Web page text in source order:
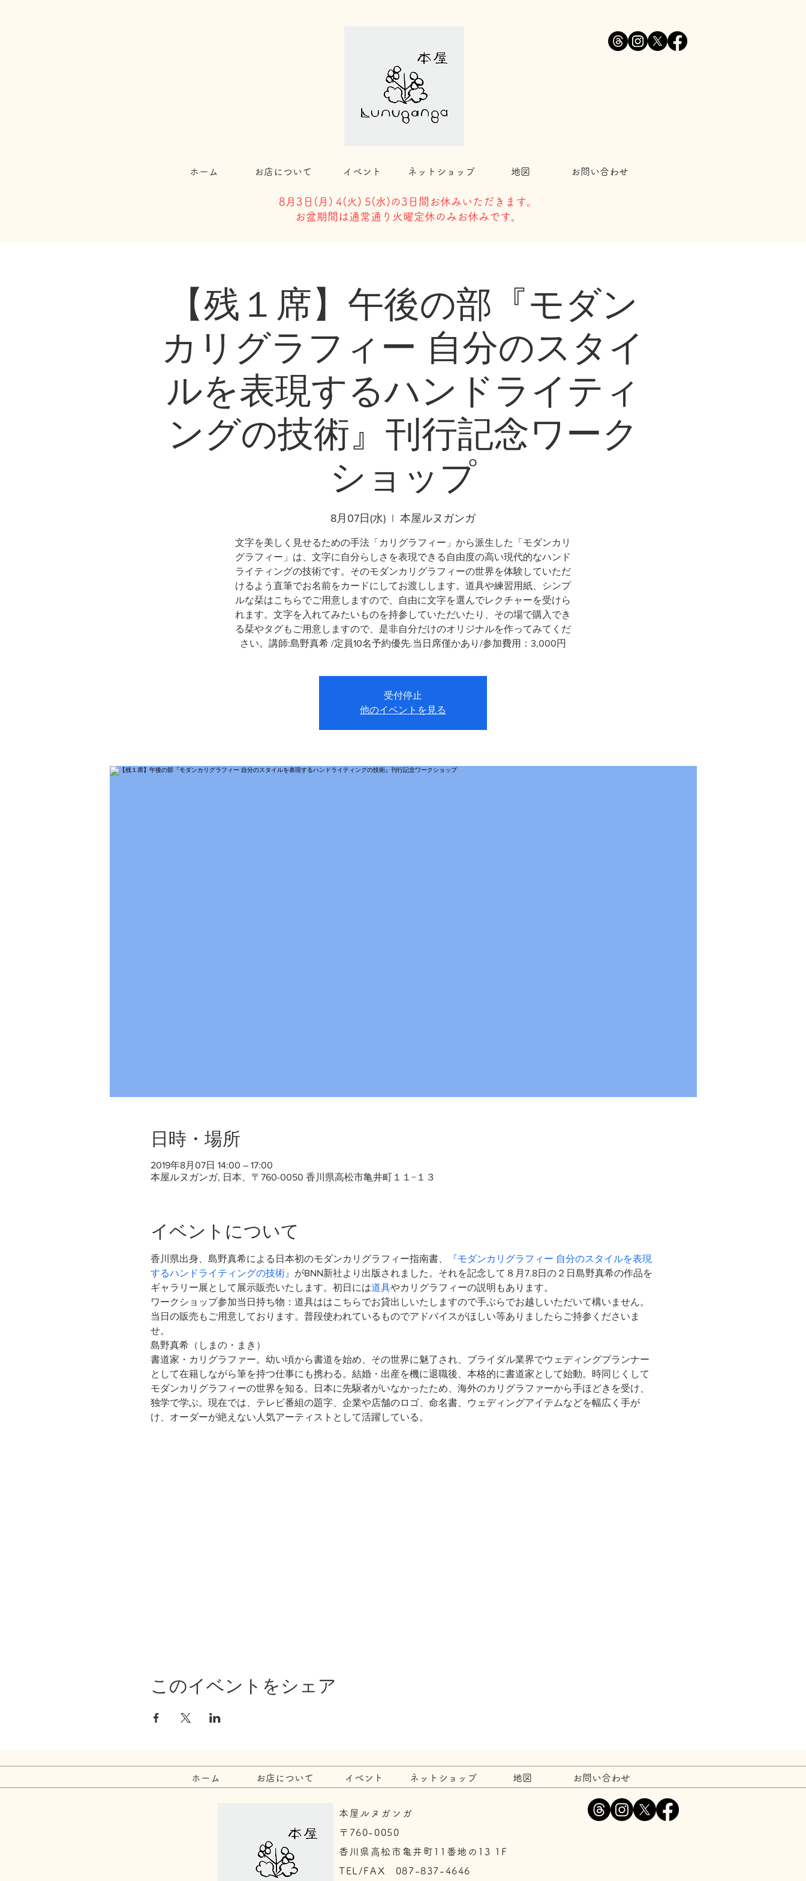
ホーム お店について イベント ネットショップ 地図 お問い合わせ
8月3日( 月) 4(火) 5(水)の3日間お休みいただきます。
​お盆期間は通常通り火曜定休のみお休みです。
【残１席】午後の部『モダン
カリグラフィー 自分のスタイ
ルを表現するハンドライティ
ングの技術』刊行記念ワーク
ショップ
8月07日(水)
  |
本屋ルヌガンガ
文字を美しく見せるための手法「カリグラフィー」から派生した「モダンカリ
グラフィー」は、文字に自分らしさを表現できる自由度の高い現代的なハンド
ライティングの技術です。そのモダンカリグラフィーの世界を体験していただ
けるよう直筆でお名前をカードにしてお渡しします。道具や練習用紙、シンプ
ルな栞はこちらでご用意しますので、自由に文字を選んでレクチャーを受けら
れます。文字を入れてみたいものを持参していただいたり、その場で購入でき
る栞やタグもご用意しますので、是非自分だけのオリジナルを作ってみてくだ
さい。講師:島野真希 /定員10名予約優先.当日席僅かあり/参加費用：3,000円
受付停止
他のイベントを見る
日時・場所
2019年8月07日 14:00 – 17:00
本屋ルヌガンガ, 日本、〒760-0050 香川県高松市亀井町１１−１３
イベントについて
香川県出身、島野真希による日本初のモダンカリグラフィー指南書、
『モダンカリグラフィー 自分のスタイルを表現
するハンドライティングの技術』 がBNN新社より出版されました。それを記念して８月7.8日の２日島野真希の作品を
ギャラリー展として展示販売いたします。初日には道具やカリグラフィーの説明もあります。
ワークショップ参加当日持ち物：道具ははこちらでお貸出しいたしますので手ぶらでお越しいただいて構いません。
当日の販売もご用意しております。普段使われているものでアドバイスがほしい等ありましたらご持参くださいま
せ。
書道家・カリグラファー。幼い頃から書道を始め、その世界に魅了され、ブライダル業界でウェディングプランナー
として在籍しながら筆を持つ仕事にも携わる。結婚・出産を機に退職後、本格的に書道家として始動。時同じくして
モダンカリグラフィーの世界を知る。日本に先駆者がいなかったため、海外のカリグラファーから手ほどきを受け、
独学で学ぶ。現在では、テレビ番組の題字、企業や店舗のロゴ、命名書、ウェディングアイテムなどを幅広く手が
け、オーダーが絶えない人気アーティストとして活躍している。
このイベントをシェア
ホーム お店について イベント ネットショップ 地図 お問い合わせ
本屋ルヌガンガ
〒760-0050​
香川県高松市亀井町11番地の13 1F
TEL/FAX 087-837-4646